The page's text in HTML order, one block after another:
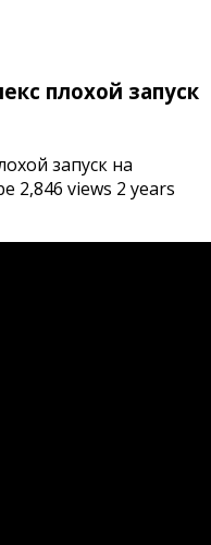
плохой запуск
запуск на
2,846 views 2 years